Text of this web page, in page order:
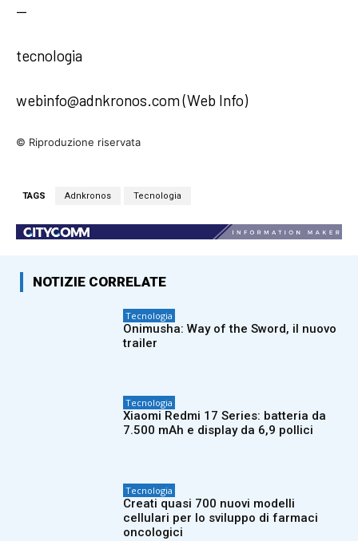
—
tecnologia
webinfo@adnkronos.com (Web Info)
© Riproduzione riservata
TAGS Adnkronos Tecnologia
NOTIZIE CORRELATE
Tecnologia
Onimusha: Way of the Sword, il nuovo
trailer
Tecnologia
Xiaomi Redmi 17 Series: batteria da
7.500 mAh e display da 6,9 pollici
Tecnologia
Creati quasi 700 nuovi modelli
cellulari per lo sviluppo di farmaci
oncologici